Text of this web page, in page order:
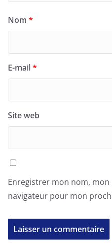
Nom *
E-mail*
Site web
Enregistrer mon nom,
navigateur pour mon